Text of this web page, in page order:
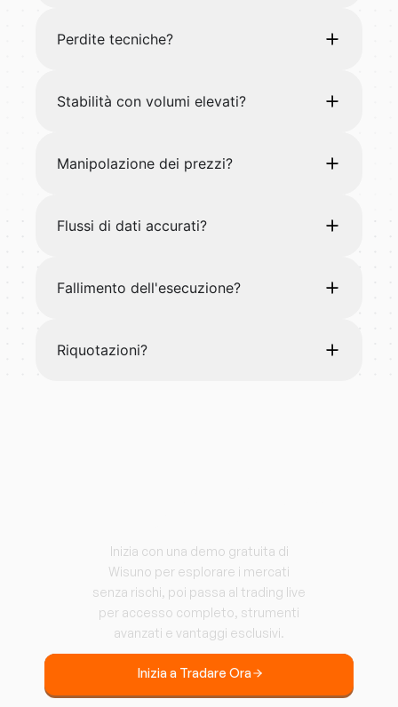
Perdite tecniche?
Stabilità con volumi elevati?
Manipolazione dei prezzi?
Flussi di dati accurati?
Fallimento dell'esecuzione?
Riquotazioni?
Inizia con una demo gratuita di
Wisuno per esplorare i mercati
senza rischi, poi passa al trading live
per accesso completo, strumenti
avanzati e vantaggi esclusivi.
Inizia a Tradare Ora